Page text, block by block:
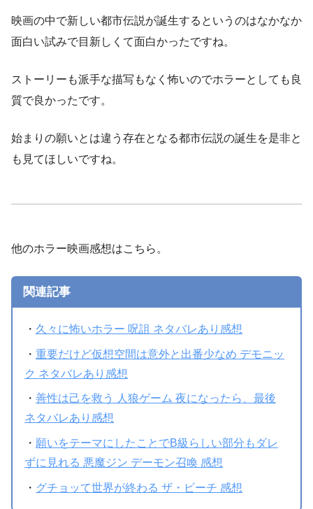
映画の中で新しい都市伝説が誕生するというのはなかなか
面白い試みで目新しくて面白かったですね。
ストーリーも派手な描写もなく怖いのでホラーとしても良
質で良かったです。
始まりの願いとは違う存在となる都市伝説の誕生を是非と
も見てほしいですね。
他のホラー映画感想はこちら。
関連記事
・ 久々に怖いホラー 呪詛 ネタバレあり感想
・重要だけど仮想空間は意外と出番少なめ デモニッ
ク ネタバレあり感想
・善性は己を救う 人狼ゲーム 夜になったら、最後
ネタバレあり感想
・ 願いをテーマにしたことでB級らしい部分もダレ
ずに見れる 悪魔ジン デーモン召喚 感想
・ グチョッて世界が終わる ザ・ビーチ 感想